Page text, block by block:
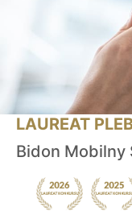
LAUREAT
Bidon Mobilny